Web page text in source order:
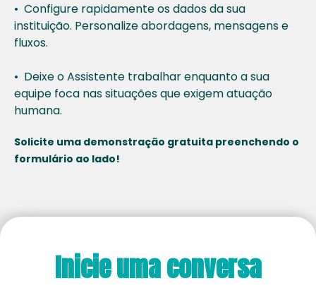
• Configure rapidamente os dados da sua
instituição. Personalize abordagens, mensagens e
fluxos.
• Deixe o Assistente trabalhar enquanto a sua
equipe foca nassituações que exigem atuação
humana.
Solicite uma demonstração gratuita preenchendo o
formulário ao lado!
Inicie uma conversa